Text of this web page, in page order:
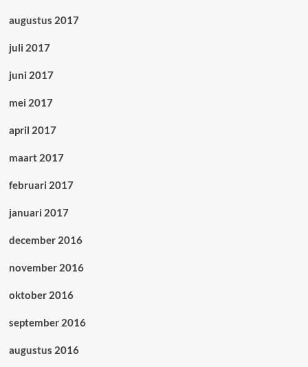
augustus 2017
juli 2017
juni 2017
mei 2017
april 2017
maart 2017
februari 2017
januari 2017
december 2016
november 2016
oktober 2016
september 2016
augustus 2016